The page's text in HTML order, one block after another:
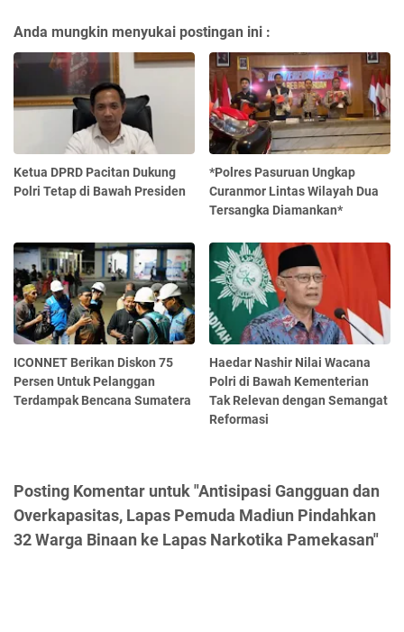
Anda mungkin menyukai postingan ini :
Ketua DPRD Pacitan Dukung
Polri Tetap di Bawah Presiden
*Polres Pasuruan Ungkap
Curanmor Lintas Wilayah Dua
Tersangka Diamankan*
ICONNET Berikan Diskon 75
Persen Untuk Pelanggan
Terdampak Bencana Sumatera
Haedar Nashir Nilai Wacana
Polri di Bawah Kementerian
Tak Relevan dengan Semangat
Reformasi
Posting Komentar untuk "Antisipasi Gangguan dan
Overkapasitas, Lapas Pemuda Madiun Pindahkan
32 Warga Binaan ke Lapas Narkotika Pamekasan"